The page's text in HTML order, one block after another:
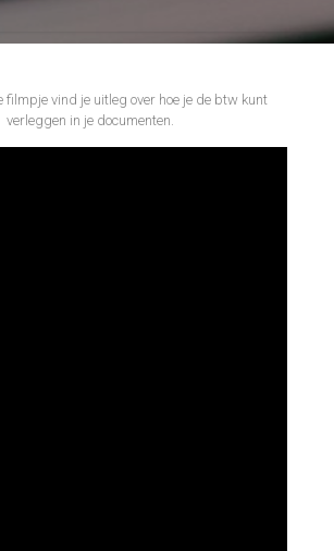
filmpje vind je uitleg over hoe je de btw kunt
verleggen in je documenten.